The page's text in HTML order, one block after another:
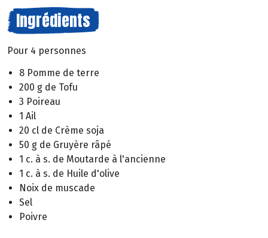
Ingrédients
Pour 4 personnes
8 Pomme de terre
200 g de Tofu
3 Poireau
1 Ail
20 cl de Crème soja
50 g de Gruyère râpé
1 c. à s. de Moutarde à l'ancienne
1 c. à s. de Huile d'olive
Noix de muscade
Sel
Poivre